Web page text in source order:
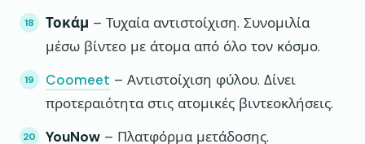
Τοκάμ – Τυχαία αντιστοίχιση. Συνομιλία
μέσω βίντεο με άτομα από όλο τον κόσμο.
Coomeet – Αντιστοίχιση φύλου. Δίνει
προτεραιότητα στις ατομικές βιντεοκλήσεις.
YouNow – Πλατφόρμα μετάδοσης.